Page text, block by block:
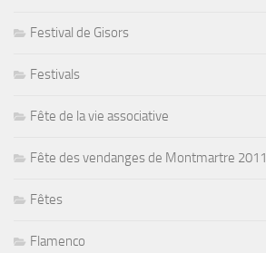
Festival de Gisors
Festivals
Fête de la vie associative
Fête des vendanges de Montmartre 2011
Fêtes
Flamenco